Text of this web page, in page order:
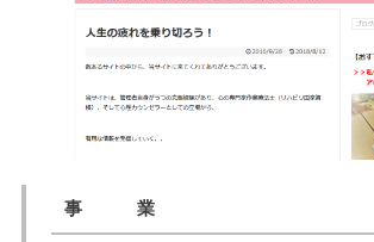
事 業